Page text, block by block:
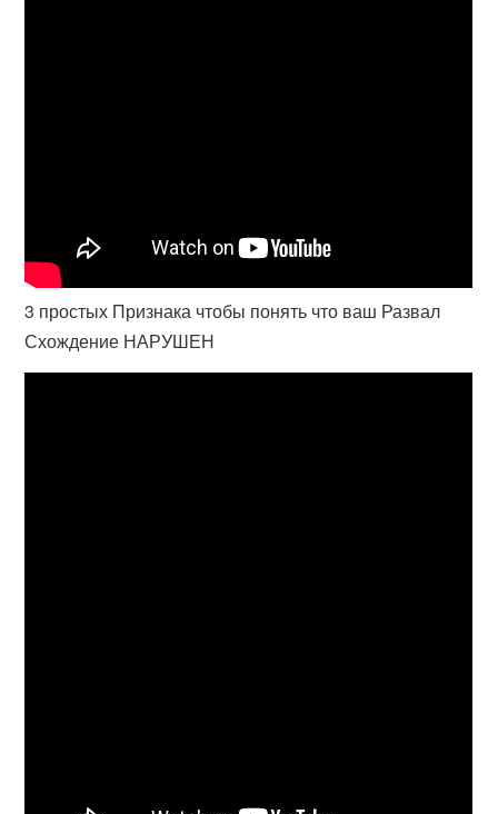
3 простых Признака чтобы понять что ваш Развал
Схождение НАРУШЕН